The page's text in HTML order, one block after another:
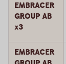
EMBRACER
GROUP AB
x3
EMBRACER